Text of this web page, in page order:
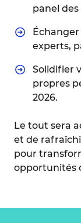
panel
experts,
Solidifier
propres
2026.
Le tout sera
et de
pour
opportunités